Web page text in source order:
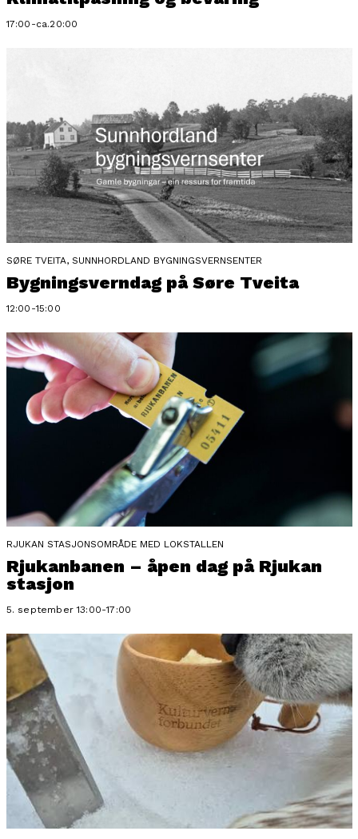
17:00-ca.20:00
SØRE TVEITA, SUNNHORDLAND BYGNINGSVERNSENTER
Bygningsverndag på Søre Tveita
12:00-15:00
RJUKAN STASJONSOMRÅDE MED LOKSTALLEN
Rjukanbanen – åpen dag på Rjukan
stasjon
5. september 13:00-17:00